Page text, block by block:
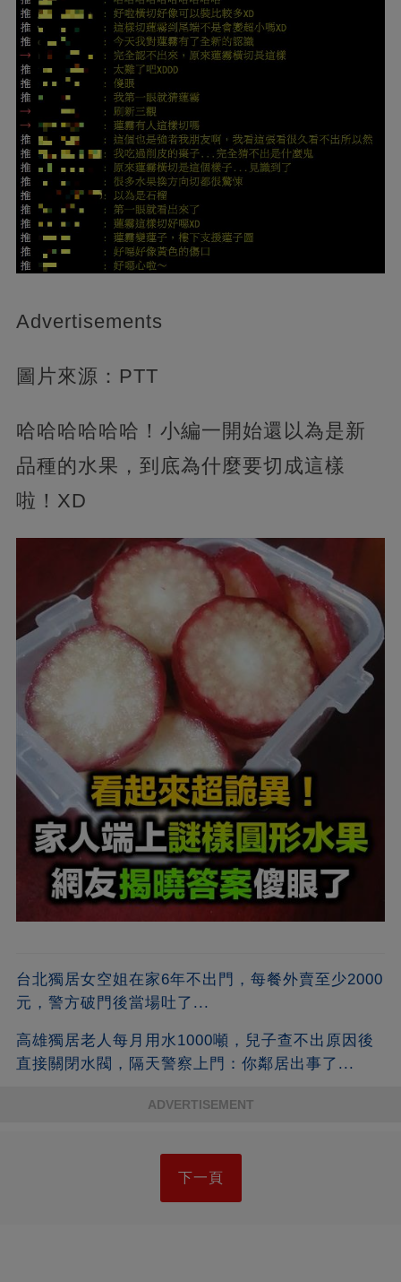
Advertisements
圖片來源：PTT
哈哈哈哈哈哈！小編一開始還以為是新
品種的水果，到底為什麼要切成這樣
啦！XD
台北獨居女空姐在家6年不出門，每餐外賣至少2000
元，警方破門後當場吐了...
高雄獨居老人每月用水1000噸，兒子查不出原因後
直接關閉水閥，隔天警察上門：你鄰居出事了...
ADVERTISEMENT
下一頁